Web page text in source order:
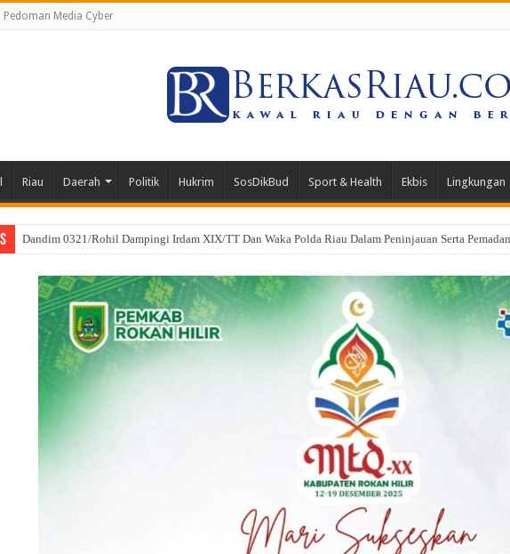
Pedoman Media Cyber
Riau Daerah Politik Hukrim SosDikBud Sport & Health Ekbis Lingkungan
Kodim 0321/Rohil Gelar Doa Bersama Peringati HUT ke-1 Kodam XIX/Tuanku Tambusai